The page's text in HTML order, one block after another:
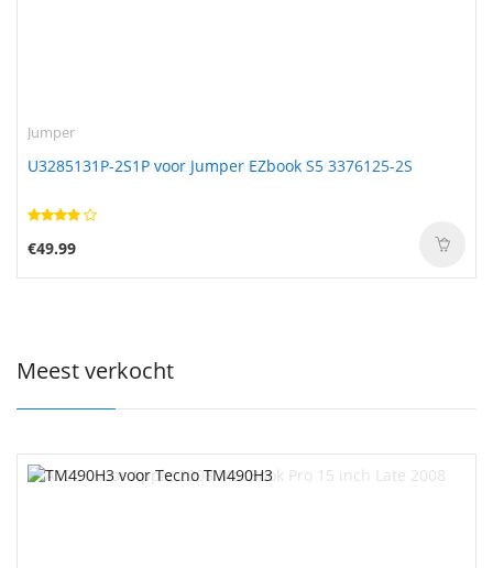
Jumper
U3285131P-2S1P voor Jumper EZbook S5 3376125-2S
€49.99
Meest verkocht